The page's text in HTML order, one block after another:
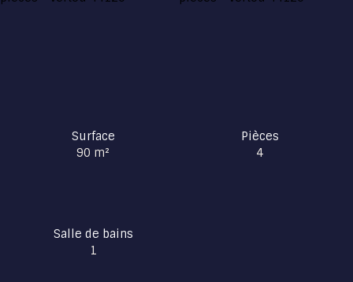
Surface
90 m²
Pièces
4
Salle de bains
1